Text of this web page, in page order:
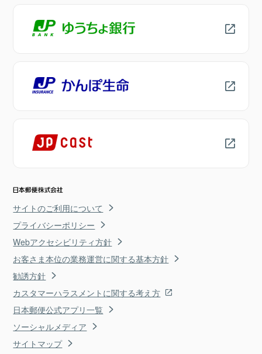
サイトのご利用について
プライバシーポリシー
Webアクセシビリティ方針
お客さま本位の業務運営に関する基本方針
勧誘方針
カスタマーハラスメントに関する考え方
日本郵便公式アプリ一覧
ソーシャルメディア
サイトマップ